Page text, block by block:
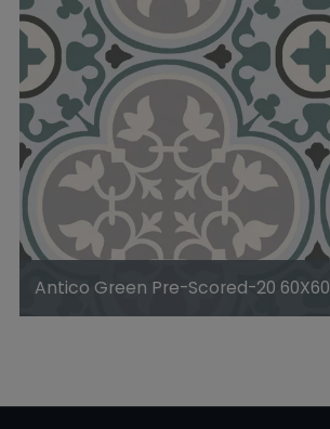
Antico Green Pre-Scored-20 60X60